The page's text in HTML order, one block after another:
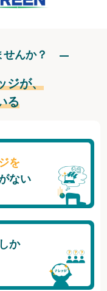
んか？
ジが、
る
を
ない
か